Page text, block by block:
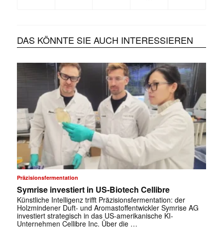
DAS KÖNNTE SIE AUCH INTERESSIEREN
Präzisionsfermentation
Symrise investiert in US-Biotech Cellibre
Künstliche Intelligenz trifft Präzisionsfermentation: der
Holzmindener Duft- und Aromastoffentwickler Symrise AG
investiert strategisch in das US-amerikanische KI-
Unternehmen Cellibre Inc. Über die …